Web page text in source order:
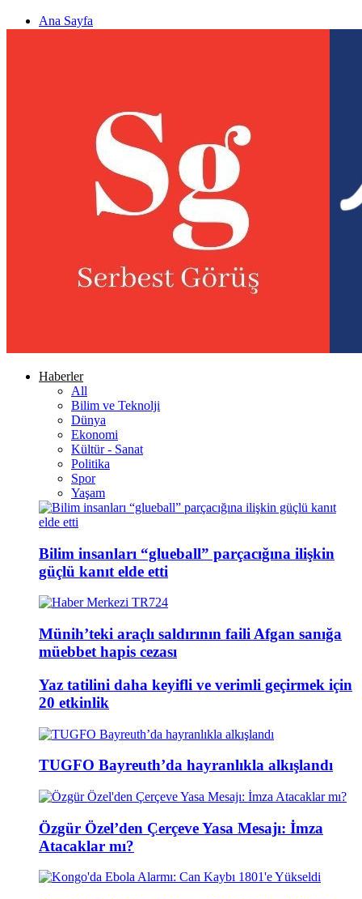
Ana Sayfa
Haberler
All
Bilim ve Teknolji
Dünya
Ekonomi
Kültür - Sanat
Politika
Spor
Yaşam
Bilim insanları “glueball” parçacığına ilişkin
güçlü kanıt elde etti
Münih’teki araçlı saldırının faili Afgan sanığa
müebbet hapis cezası
Yaz tatilini daha keyifli ve verimli geçirmek için
20 etkinlik
TUGFO Bayreuth’da hayranlıkla alkışlandı
Özgür Özel’den Çerçeve Yasa Mesajı: İmza
Atacaklar mı?